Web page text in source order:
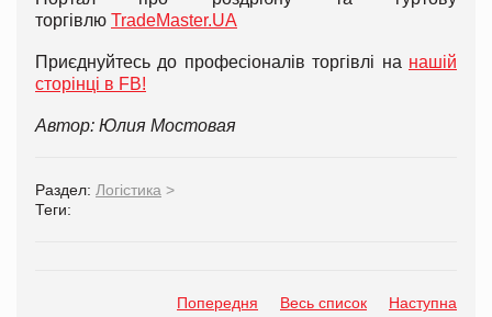
торгівлю TradeMaster.UA
Приєднуйтесь до професіоналів торгівлі на нашій
сторінці в FB!
Автор: Юлия Мостовая
Раздел: Логістика >
Теги:
Попередня Весь список Наступна